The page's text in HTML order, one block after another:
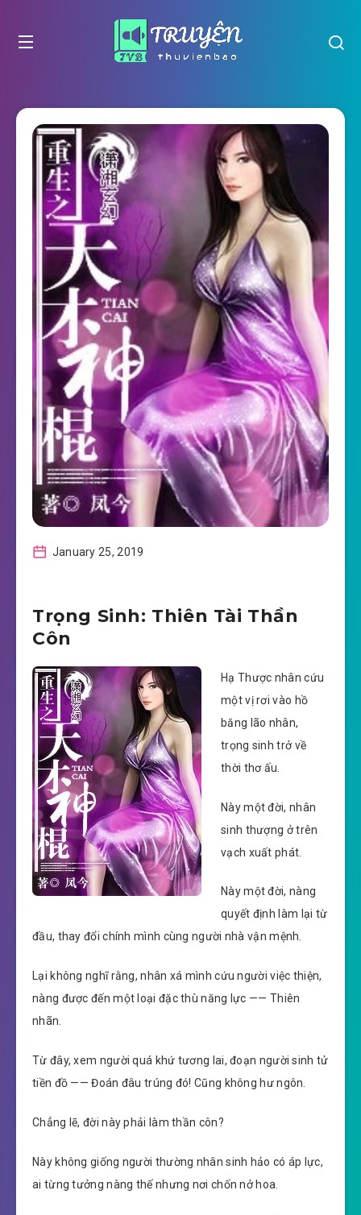
January 25, 2019
Trọng Sinh: Thiên Tài Thần
Côn
Hạ Thược nhân cứu
một vị rơi vào hồ
băng lão nhân,
trọng sinh trở về
thời thơ ấu.
Này một đời, nhân
sinh thượng ở trên
vạch xuất phát.
Này một đời, nàng
quyết định làm lại từ
đầu, thay đổi chính mình cùng người nhà vận mệnh.
Lại không nghĩ rằng, nhân xá mình cứu người việc thiện,
nàng được đến một loại đặc thù năng lực —— Thiên
nhãn.
Từ đây, xem người quá khứ tương lai, đoạn người sinh tử
tiền đồ —— Đoán đâu trúng đó! Cũng không hư ngôn.
Chẳng lẽ, đời này phải làm thần côn?
Này không giống người thường nhân sinh hảo có áp lực,
ai từng tưởng nàng thế nhưng nơi chốn nở hoa.